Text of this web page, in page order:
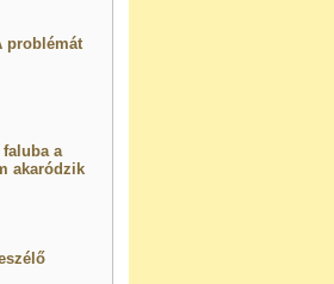
problémát
a
akaródzik